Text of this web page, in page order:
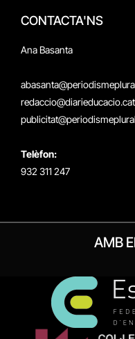
CONTACTA'NS
Ana Basanta
redaccio@diarieducacio.cat
Telèfon:
932 311 247
AMB